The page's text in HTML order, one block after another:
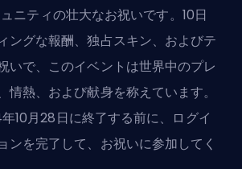
ニティの壮大なお祝いです。10日
ングな報酬、独占スキン、およびテ
いで、このイベントは世界中のプレ
情熱、および献身を称えています。
10月28日に終了する前に、ログイ
ンを完了して、お祝いに参加してく